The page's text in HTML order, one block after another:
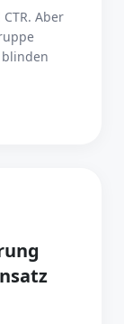
Aber
blinden